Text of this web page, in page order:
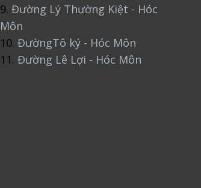
9. Đường Lý Thường Kiệt - Hóc
Môn
10. ĐườngTô ký - Hóc Môn
11. Đường Lê Lợi - Hóc Môn